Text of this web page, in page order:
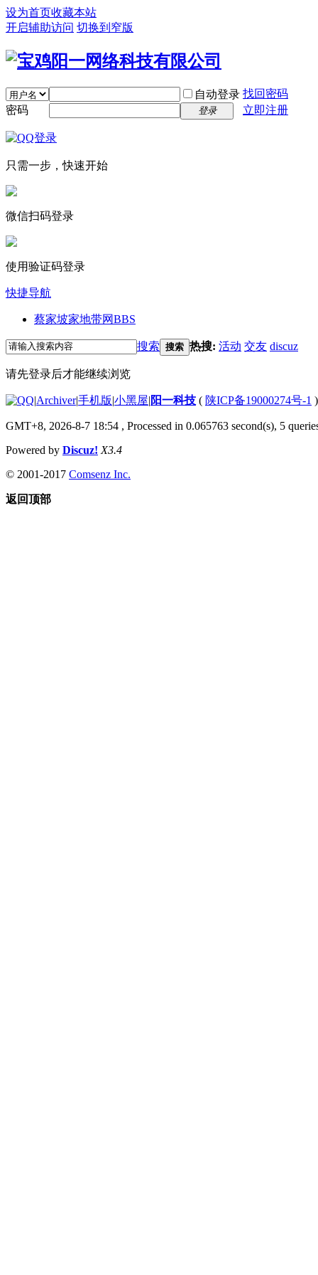
设为首页收藏本站
开启辅助访问 切换到窄版
自动登录 找回密码
密码
登录 立即注册
只需一步，快速开始
微信扫码登录
使用验证码登录
快捷导航
蔡家坡家地带网BBS
搜索 搜索 热搜: 活动 交友 discuz
请先登录后才能继续浏览
|Archiver|手机版|小黑屋| 阳一科技 ( 陕ICP备19000274号-1 )
GMT+8, 2026-8-7 18:54 , Processed in 0.065763 second(s), 5
Powered by Discuz! X3.4
© 2001-2017 Comsenz Inc.
返回顶部